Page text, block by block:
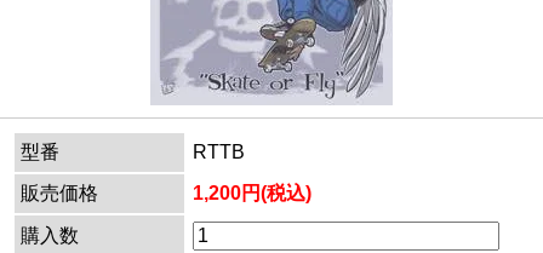
型番
RTTB
販売価格
1,200円(税込)
購入数